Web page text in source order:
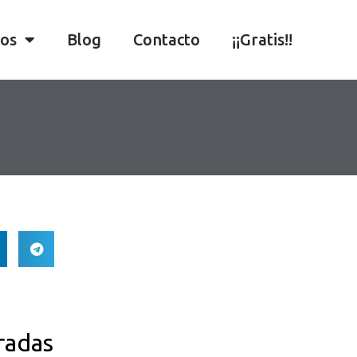
Blog Contacto ¡¡Gratis!!